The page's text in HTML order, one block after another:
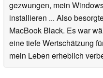
gezwungen, mein
installieren ... Also
MacBook Black. Es war
eine tiefe Wertschätzung
mein Leben erheblich